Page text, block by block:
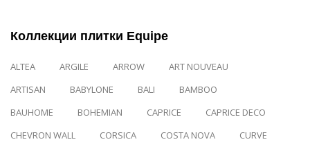
Коллекции плитки Equipe
ALTEA ARGILE ARROW
ART NOUVEAU
ARTISAN
BABYLONE BALI
BAMBOO
BAUHOME
BOHEMIAN CAPRICE
CAPRICE DECO
CHEVRON WALL
CORSICA COSTA NOVA
CURVE